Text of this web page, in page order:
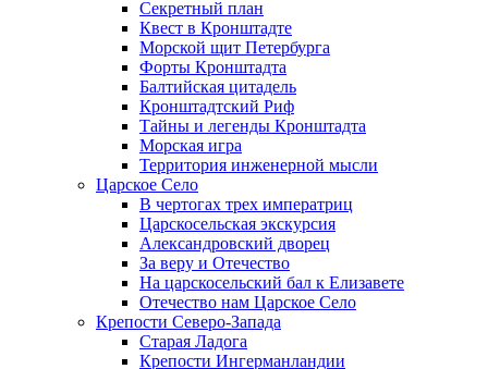
Секретный план
Квест в Кронштадте
Морской щит Петербурга
Форты Кронштадта
Балтийская цитадель
Кронштадтский Риф
Тайны и легенды Кронштадта
Морская игра
Территория инженерной мысли
Царское Село
В чертогах трех императриц
Царскосельская экскурсия
Александровский дворец
За веру и Отечество
На царскосельский бал к Елизавете
Отечество нам Царское Село
Крепости Северо-Запада
Старая Ладога
Крепости Ингерманландии